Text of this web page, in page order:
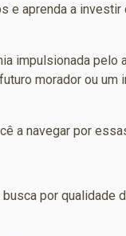
e aprenda a investir
impulsionada pelo
morador ou
a navegar por
por qualidade